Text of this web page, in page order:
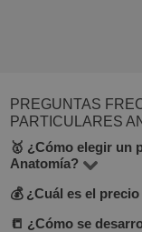
PREGUNTAS
PARTICULARES
🥇 ¿Cómo elegir un
Anatomía?
En la sección
profesores. Al
💰 ¿Cuál es el
El precio de las
📒 ¿Cómo se